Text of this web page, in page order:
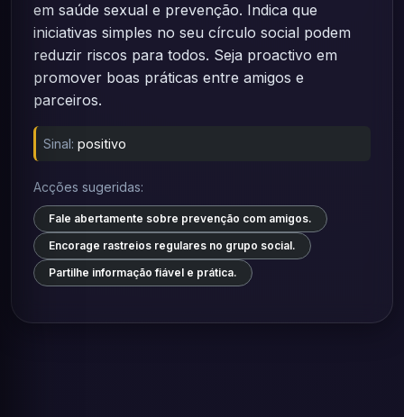
em saúde sexual e prevenção. Indica que
iniciativas simples no seu círculo social podem
reduzir riscos para todos. Seja proactivo em
promover boas práticas entre amigos e
parceiros.
Sinal: positivo
Acções sugeridas:
Fale abertamente sobre prevenção com amigos.
Encorage rastreios regulares no grupo social.
Partilhe informação fiável e prática.